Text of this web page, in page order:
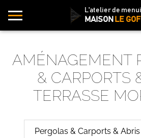
L'atelier de
MAISON LE
AMÉNAGEMENT
& CARPORTS
TERRASSE